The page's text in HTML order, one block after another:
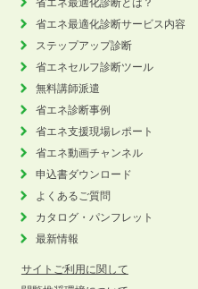
省エネ最適化診断とは？
省エネ最適化診断サービス内容
ステップアップ診断
省エネセルフ診断ツール
無料講師派遣
省エネ診断事例
省エネ支援現場レポート
省エネ動画チャンネル
申込書ダウンロード
よくあるご質問
カタログ・パンフレット
最新情報
サイトご利用に関して